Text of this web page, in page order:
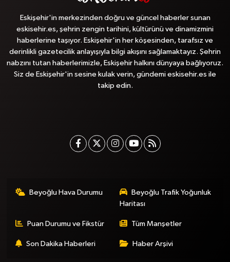
Eskişehir'in merkezinden doğru ve güncel haberler sunan
eskisehir.es, şehrin zengin tarihini, kültürünü ve dinamizmini
haberlerine taşıyor. Eskişehir'in her köşesinden, tarafsız ve
derinlikli gazetecilik anlayışıyla bilgi akışını sağlamaktayız. Şehrin
nabzını tutan haberlerimizle, Eskişehir halkını dünyaya bağlıyoruz.
Siz de Eskişehir'in sesine kulak verin, gündemi eskisehir.es ile
takip edin.
Beyoğlu Hava Durumu
Beyoğlu Trafik Yoğunluk
Haritası
Puan Durumu ve Fikstür Tüm Manşetler
Son Dakika Haberleri Haber Arşivi